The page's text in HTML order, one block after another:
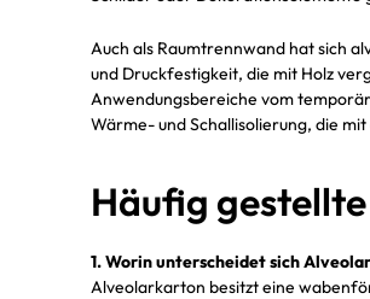
Auch als Raumtrennwand hat sich
und Druckfestigkeit, die mit Holz
Anwendungsbereiche vom
Wärme- und Schallisolierung, die
Häufig
1. Worin unterscheidet sich
Alveolarkarton besitzt eine